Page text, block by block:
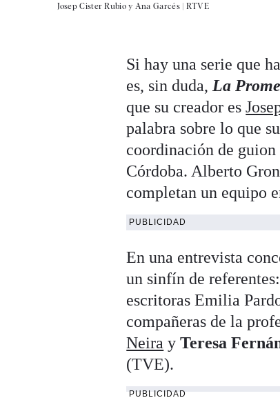
Josep Cister Rubio y Ana Garcés | RTVE
Si hay una serie que
es, sin duda, La
que su creador es
palabra sobre lo que
coordinación de
Córdoba. Alberto
completan un equipo
PUBLICIDAD
En una entrevista
un sinfín de
escritoras Emilia
compañeras de la
Neira yTeresa
(TVE).
PUBLICIDAD